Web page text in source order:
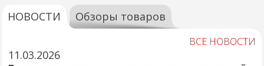
НОВОСТИ Обзоры товаров
ВСЕ НОВОСТИ
11.03.2026